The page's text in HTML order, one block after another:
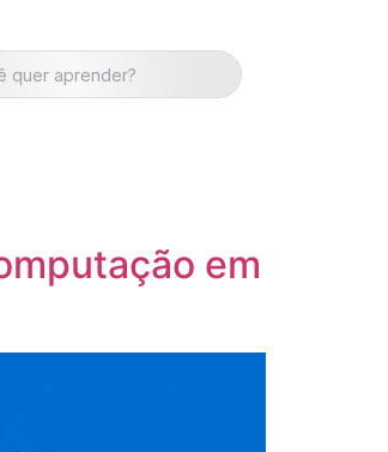
em